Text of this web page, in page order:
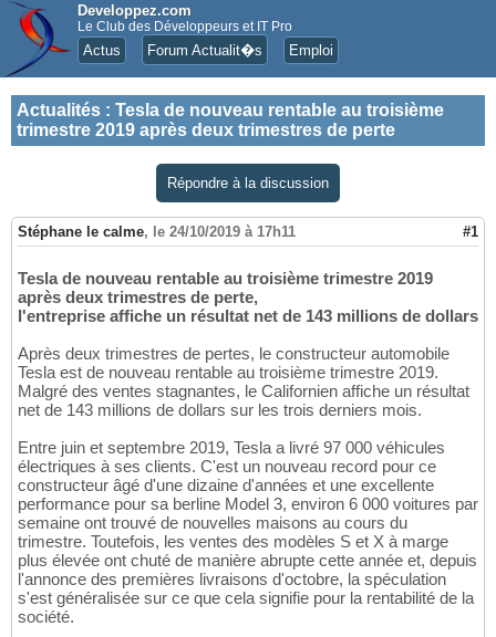
Developpez.com
Le Club des Développeurs et IT Pro
Actus Forum Actualit�s Emploi
Actualités : Tesla de nouveau rentable au troisième
trimestre 2019 après deux trimestres de perte
Répondre à la discussion
Stéphane le calme, le 24/10/2019 à 17h11 #1
Tesla de nouveau rentable au troisième trimestre 2019
après deux trimestres de perte,
l'entreprise affiche un résultat net de 143 millions de dollars
Après deux trimestres de pertes, le constructeur automobile
Tesla est de nouveau rentable au troisième trimestre 2019.
Malgré des ventes stagnantes, le Californien affiche un résultat
net de 143 millions de dollars sur les trois derniers mois.
Entre juin et septembre 2019, Tesla a livré 97 000 véhicules
électriques à ses clients. C'est un nouveau record pour ce
constructeur âgé d'une dizaine d'années et une excellente
performance pour sa berline Model 3, environ 6 000 voitures par
semaine ont trouvé de nouvelles maisons au cours du
trimestre. Toutefois, les ventes des modèles S et X à marge
plus élevée ont chuté de manière abrupte cette année et, depuis
l'annonce des premières livraisons d'octobre, la spéculation
s'est généralisée sur ce que cela signifie pour la rentabilité de la
société.